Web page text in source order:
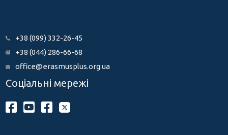
+38 (099) 332-26-45
+38 (044) 286-66-68
office@erasmusplus.org.ua
Соціальні мережі